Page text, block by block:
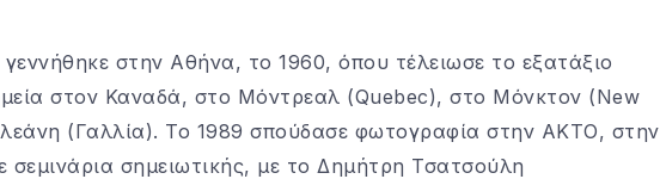
στην Αθήνα, το 1960, όπου τέλειωσε το εξατάξιο
στον Καναδά, στο Μόντρεαλ (Quebec), στο Μόνκτον (New
(Γαλλία). Το 1989 σπούδασε φωτογραφία στην ΑΚΤΟ, στην
σημειωτικής, με το Δημήτρη Τσατσούλη